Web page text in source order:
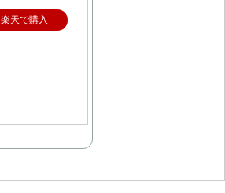
楽天で購入